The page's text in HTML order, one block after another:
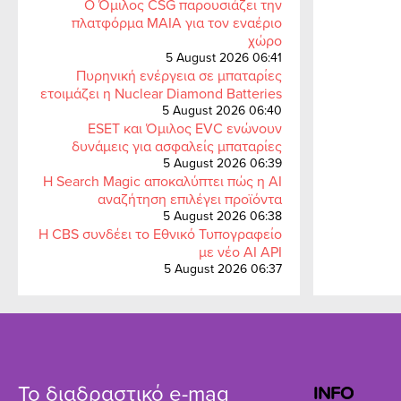
Ο Όμιλος CSG παρουσιάζει την
πλατφόρμα MAIA για τον εναέριο
χώρο
5 August 2026 06:41
Πυρηνική ενέργεια σε μπαταρίες
ετοιμάζει η Nuclear Diamond Batteries
5 August 2026 06:40
ESET και Όμιλος EVC ενώνουν
δυνάμεις για ασφαλείς μπαταρίες
5 August 2026 06:39
Η Search Magic αποκαλύπτει πώς η AI
αναζήτηση επιλέγει προϊόντα
5 August 2026 06:38
Η CBS συνδέει το Εθνικό Τυπογραφείο
με νέο AI API
5 August 2026 06:37
Το διαδραστικό e-mag INFO